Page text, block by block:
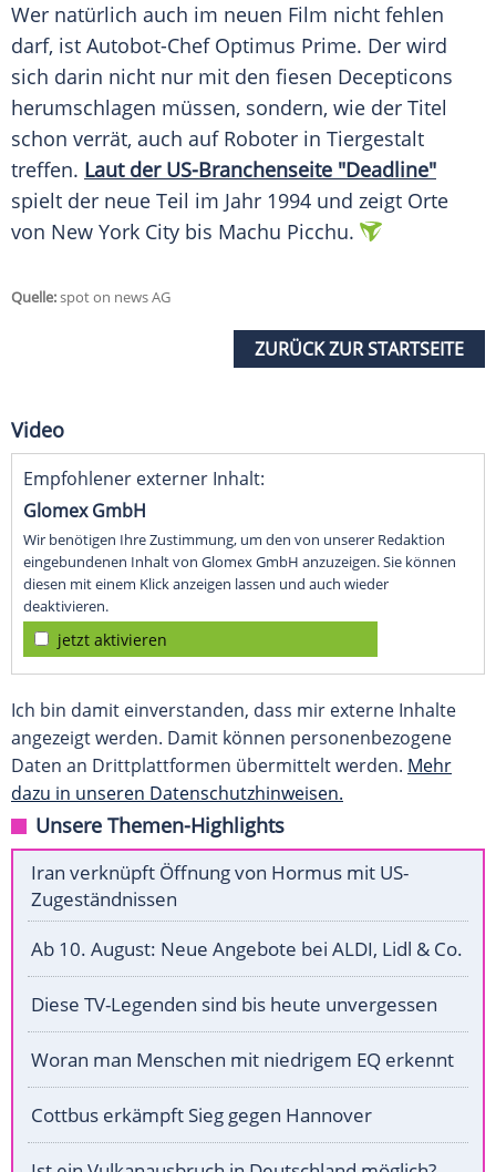
Wer natürlich auch im neuen Film nicht fehlen
darf, ist Autobot-Chef Optimus Prime. Der wird
sich darin nicht nur mit den fiesen Decepticons
herumschlagen müssen, sondern, wie der Titel
schon verrät, auch auf Roboter in Tiergestalt
treffen. Laut der US-Branchenseite "Deadline"
spielt der neue Teil im Jahr 1994 und zeigt Orte
von New York City bis Machu Picchu.
Quelle:spot on news AG
ZURÜCK ZUR STARTSEITE
Video
Empfohlener externer Inhalt:
Glomex GmbH
Wir benötigen Ihre Zustimmung, um den von unserer Redaktion
eingebundenen Inhalt von Glomex GmbH anzuzeigen. Sie können
diesen mit einem Klick anzeigen lassen und auch wieder
deaktivieren.
jetzt aktivieren
Ich bin damit einverstanden, dass mir externe Inhalte
angezeigt werden. Damit können personenbezogene
Daten an Drittplattformen übermittelt werden. Mehr
dazu in unseren Datenschutzhinweisen.
Unsere Themen-Highlights
Iran verknüpft Öffnung von Hormus mit US-
Zugeständnissen
Ab 10. August: Neue Angebote bei ALDI, Lidl & Co.
Diese TV-Legenden sind bis heute unvergessen
Woran man Menschen mit niedrigem EQ erkennt
Cottbus erkämpft Sieg gegen Hannover